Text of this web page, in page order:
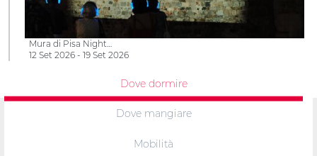
Mura di Pisa Night…
12 Set 2026 - 19 Set 2026
Dove dormire
Dove mangiare
Mobilità